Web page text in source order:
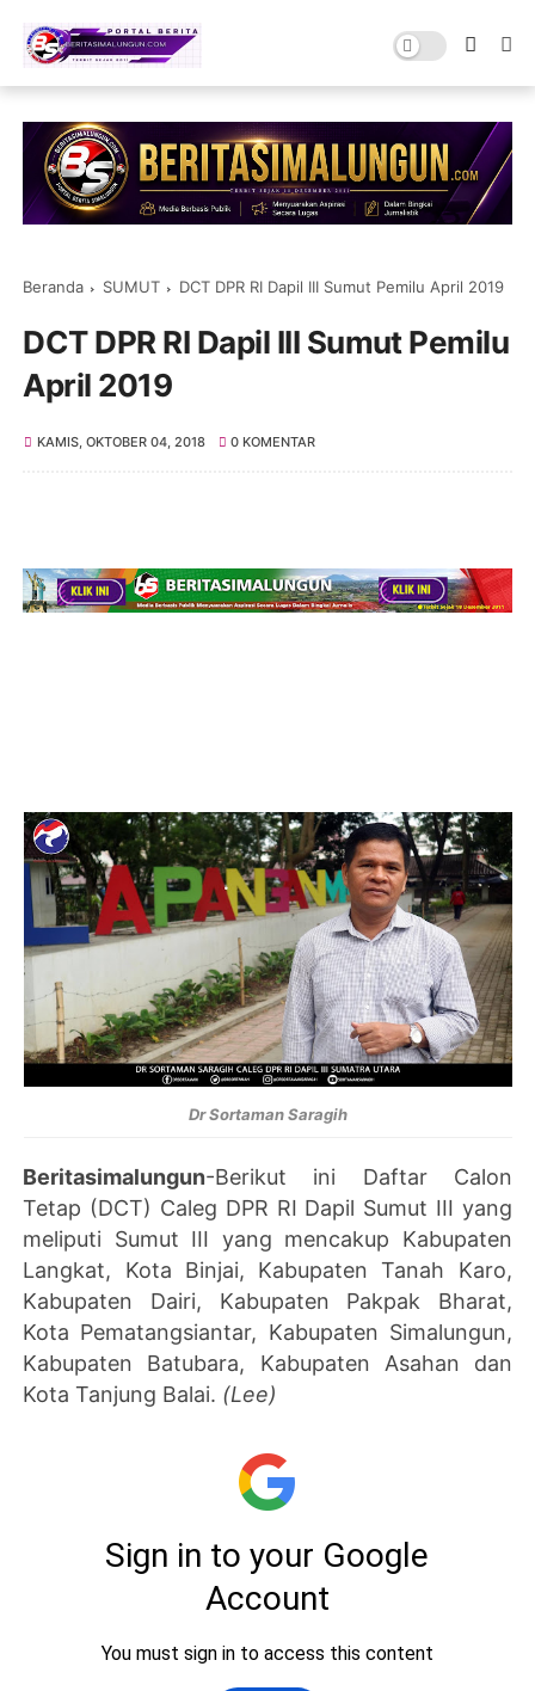
Beranda SUMUT DCT DPR RI Dapil III Sumut Pemilu April 2019
DCT DPR RI Dapil III Sumut Pemilu
April 2019
KAMIS, OKTOBER 04, 2018 0 KOMENTAR
Dr Sortaman Saragih
Beritasimalungun-Berikut ini Daftar Calon
Tetap (DCT) Caleg DPR RI Dapil Sumut III yang
meliputi Sumut III yang mencakup Kabupaten
Langkat, Kota Binjai, Kabupaten Tanah Karo,
Kabupaten Dairi, Kabupaten Pakpak Bharat,
Kota Pematangsiantar, Kabupaten Simalungun,
Kabupaten Batubara, Kabupaten Asahan dan
Kota Tanjung Balai. (Lee)